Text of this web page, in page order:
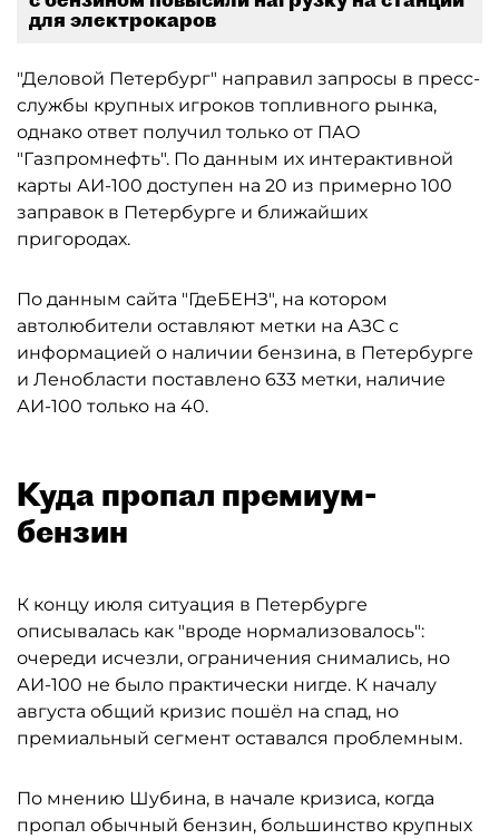
для электрокаров
"Деловой Петербург" направил запросы в пресс-
службы крупных игроков топливного рынка,
однако ответ получил только от ПАО
"Газпромнефть". По данным их интерактивной
карты АИ-100 доступен на 20 из примерно 100
заправок в Петербурге и ближайших
пригородах.
По данным сайта "ГдеБЕНЗ", на котором
автолюбители оставляют метки на АЗС с
информацией о наличии бензина, в Петербурге
и Ленобласти поставлено 633 метки, наличие
АИ-100 только на 40.
Куда пропал премиум-
бензин
К концу июля ситуация в Петербурге
описывалась как "вроде нормализовалось":
очереди исчезли, ограничения снимались, но
АИ-100 не было практически нигде. К началу
августа общий кризис пошёл на спад, но
премиальный сегмент оставался проблемным.
По мнению Шубина, в начале кризиса, когда
пропал обычный бензин, большинство крупных